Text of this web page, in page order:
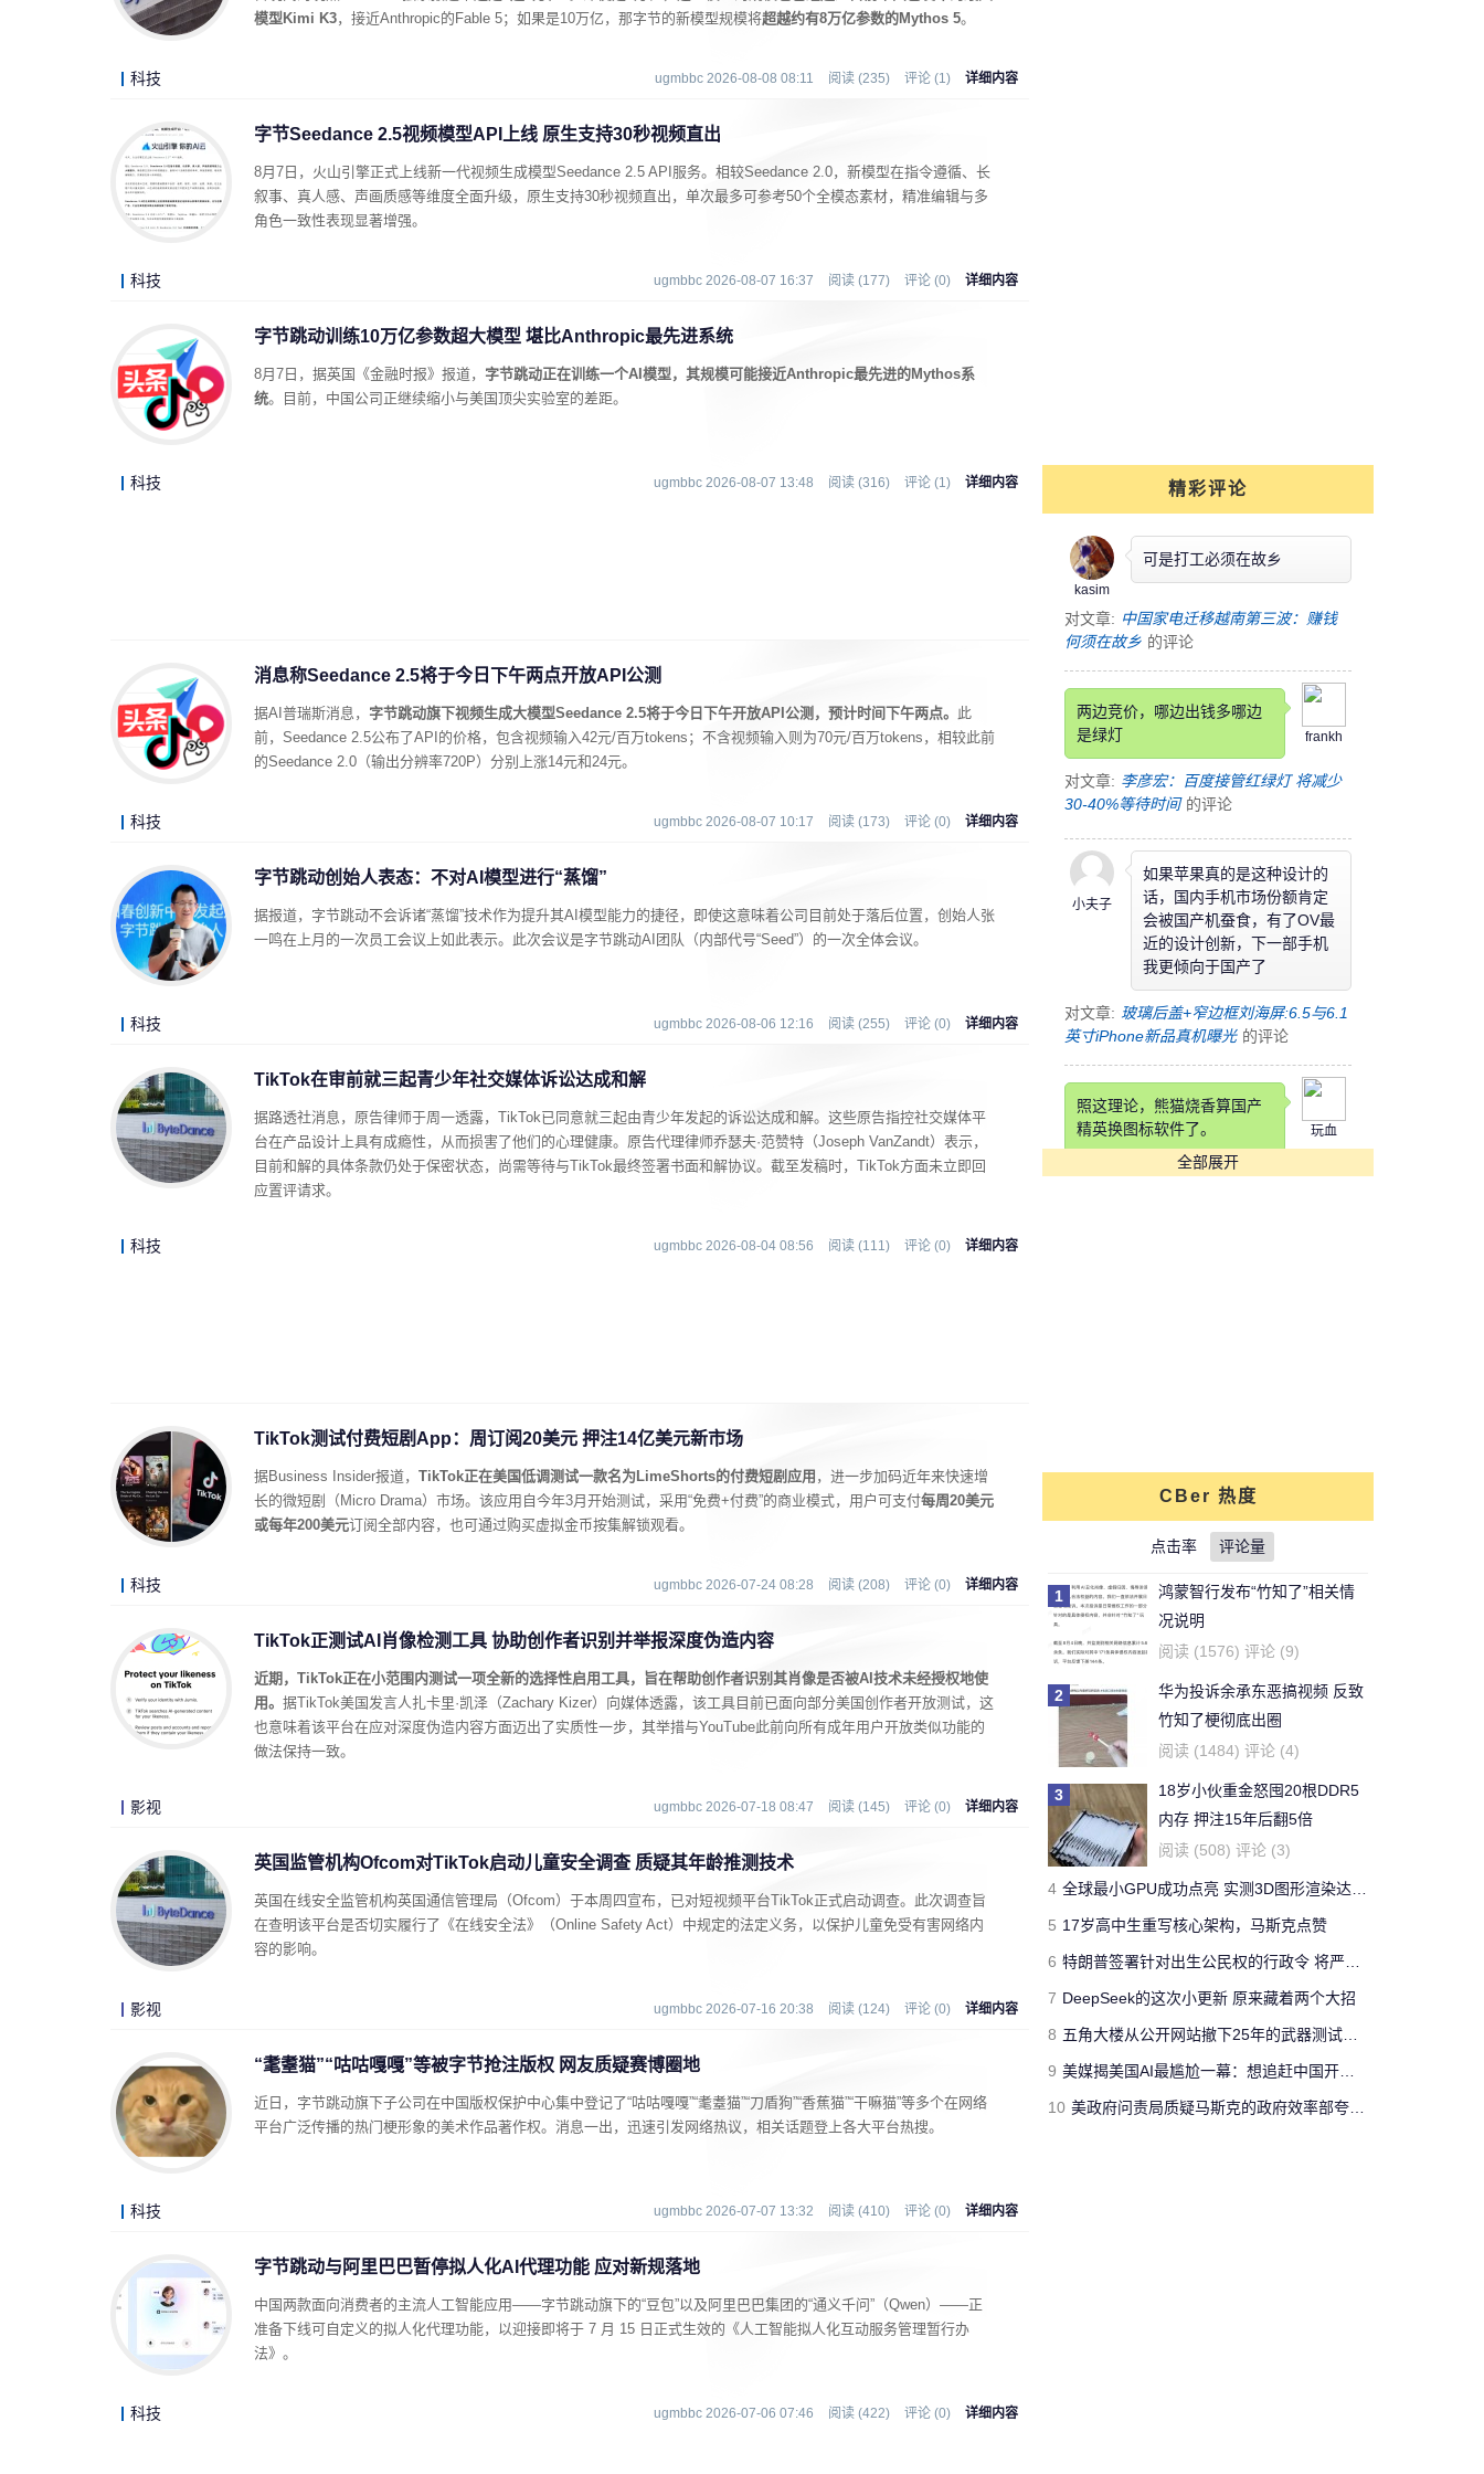
模型Kimi K3，接近Anthropic的Fable 5；如果是10万亿，那字节的新模型规模将超越约有8万亿参数的Mythos 5。
科技 ugmbbc 2026-08-08 08:11 阅读 (235) 评论 (1) 详细内容
字节Seedance 2.5视频模型API上线 原生支持30秒视频直出
8月7日，火山引擎正式上线新一代视频生成模型Seedance 2.5 API服务。相较Seedance 2.0，新模型在指令遵循、长
叙事、真人感、声画质感等维度全面升级，原生支持30秒视频直出，单次最多可参考50个全模态素材，精准编辑与多
角色一致性表现显著增强。
科技 ugmbbc 2026-08-07 16:37 阅读 (177) 评论 (0) 详细内容
字节跳动训练10万亿参数超大模型 堪比Anthropic最先进系统
8月7日，据英国《金融时报》报道， 字节跳动正在训练一个AI模型，其规模可能接近Anthropic最先进的Mythos系
统。目前，中国公司正继续缩小与美国顶尖实验室的差距。
科技 ugmbbc 2026-08-07 13:48 阅读 (316) 评论 (1) 详细内容
消息称Seedance 2.5将于今日下午两点开放API公测
据AI普瑞斯消息， 字节跳动旗下视频生成大模型Seedance 2.5将于今日下午开放API公测，预计时间下午两点。 此
前，Seedance 2.5公布了API的价格，包含视频输入42元/百万tokens；不含视频输入则为70元/百万tokens，相较此前
的Seedance 2.0（输出分辨率720P）分别上涨14元和24元。
科技 ugmbbc 2026-08-07 10:17 阅读 (173) 评论 (0) 详细内容
字节跳动创始人表态：不对AI模型进行“蒸馏”
据报道，字节跳动不会诉诸“蒸馏”技术作为提升其AI模型能力的捷径，即使这意味着公司目前处于落后位置，创始人张
一鸣在上月的一次员工会议上如此表示。此次会议是字节跳动AI团队（内部代号“Seed”）的一次全体会议。
科技 ugmbbc 2026-08-06 12:16 阅读 (255) 评论 (0) 详细内容
TikTok在审前就三起青少年社交媒体诉讼达成和解
据路透社消息，原告律师于周一透露，TikTok已同意就三起由青少年发起的诉讼达成和解。这些原告指控社交媒体平
台在产品设计上具有成瘾性，从而损害了他们的心理健康。原告代理律师乔瑟夫·范赞特（Joseph VanZandt）表示，
目前和解的具体条款仍处于保密状态，尚需等待与TikTok最终签署书面和解协议。截至发稿时，TikTok方面未立即回
应置评请求。
科技 ugmbbc 2026-08-04 08:56 阅读 (111) 评论 (0) 详细内容
TikTok测试付费短剧App：周订阅20美元 押注14亿美元新市场
据Business Insider报道， TikTok正在美国低调测试一款名为LimeShorts的付费短剧应用 ，进一步加码近年来快速增
长的微短剧（Micro Drama）市场。该应用自今年3月开始测试，采用“免费+付费”的商业模式，用户可支付每周20美元
或每年200美元订阅全部内容，也可通过购买虚拟金币按集解锁观看。
科技 ugmbbc 2026-07-24 08:28 阅读 (208) 评论 (0) 详细内容
TikTok正测试AI肖像检测工具 协助创作者识别并举报深度伪造内容
近期，TikTok正在小范围内测试一项全新的选择性启用工具，旨在帮助创作者识别其肖像是否被AI技术未经授权地使
用。 据TikTok美国发言人扎卡里·凯泽（Zachary Kizer）向媒体透露，该工具目前已面向部分美国创作者开放测试，这
也意味着该平台在应对深度伪造内容方面迈出了实质性一步，其举措与YouTube此前向所有成年用户开放类似功能的
做法保持一致。
影视 ugmbbc 2026-07-18 08:47 阅读 (145) 评论 (0) 详细内容
英国监管机构Ofcom对TikTok启动儿童安全调查 质疑其年龄推测技术
英国在线安全监管机构英国通信管理局（Ofcom）于本周四宣布，已对短视频平台TikTok正式启动调查。此次调查旨
在查明该平台是否切实履行了《在线安全法》（Online Safety Act）中规定的法定义务，以保护儿童免受有害网络内
容的影响。
影视 ugmbbc 2026-07-16 20:38 阅读 (124) 评论 (0) 详细内容
“耄耋猫”“咕咕嘎嘎”等被字节抢注版权 网友质疑赛博圈地
近日，字节跳动旗下子公司在中国版权保护中心集中登记了“咕咕嘎嘎”“耄耋猫”“刀盾狗”“香蕉猫”“干嘛猫”等多个在网络
平台广泛传播的热门梗形象的美术作品著作权。消息一出，迅速引发网络热议，相关话题登上各大平台热搜。
科技 ugmbbc 2026-07-07 13:32 阅读 (410) 评论 (0) 详细内容
字节跳动与阿里巴巴暂停拟人化AI代理功能 应对新规落地
中国两款面向消费者的主流人工智能应用——字节跳动旗下的“豆包”以及阿里巴巴集团的“通义千问”（Qwen）——正
准备下线可自定义的拟人化代理功能，以迎接即将于 7 月 15 日正式生效的《人工智能拟人化互动服务管理暂行办
法》。
科技 ugmbbc 2026-07-06 07:46 阅读 (422) 评论 (0) 详细内容
精彩评论
kasim
可是打工必须在故乡
对文章: 中国家电迁移越南第三波：赚钱
何须在故乡 的评论
frankh
两边竞价，哪边出钱多哪边
是绿灯
对文章: 李彦宏：百度接管红绿灯 将减少
30-40%等待时间 的评论
小夫子
如果苹果真的是这种设计的
话，国内手机市场份额肯定
会被国产机蚕食，有了OV最
近的设计创新，下一部手机
我更倾向于国产了
对文章: 玻璃后盖+窄边框刘海屏:6.5与6.1
英寸iPhone新品真机曝光 的评论
玩血
照这理论，熊猫烧香算国产
精英换图标软件了。
对文章: 快压发布告用户书 称国产软件生
了。。。。
对文章: 你还能活多久？这个寿命计算器
可以给出答案 的评论
牛天王
刚看完王老吉的贴，刚下的
结论，老鼠实验不适用于
人。
对文章: 吃胖算我输 华人学者今日带来减
肥新思路
的评论
Yeb123
开了一年了，操控很好 -
Forza Horizon 3 用户
对文章: 全球最快量产SUV兰博基尼Urus
正式发布 中国售价313万 的评论
jimmyfluore
国有国法，咖有咖规
对文章: 玩家网吧玩《绝地求生：大逃
杀》开挂被制裁 网管无限重启其电脑 的
评论
全部展开
CBer 热度
点击率 评论量
1
鸿蒙智行发布“竹知了”相关情
况说明
阅读 (1576) 评论 (9)
2
华为投诉余承东恶搞视频 反致
竹知了梗彻底出圈
阅读 (1484) 评论 (4)
3
18岁小伙重金怒囤20根DDR5
内存 押注15年后翻5倍
阅读 (508) 评论 (3)
4 全球最小GPU成功点亮 实测3D图形渲染达15帧
5 17岁高中生重写核心架构，马斯克点赞
6 特朗普签署针对出生公民权的行政令 将严厉打击“生育旅游”
7 DeepSeek的这次小更新 原来藏着两个大招
8 五角大楼从公开网站撤下25年的武器测试报告 担心对手借AI挖掘漏洞
9 美媒揭美国AI最尴尬一幕：想追赶中国开源模型 却没人愿意投钱
10 美政府问责局质疑马斯克的政府效率部夸大工作成果 草率且具有欺骗性